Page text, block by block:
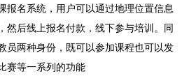
报名系统，用户可以通过地理位置信息
然后线上报名付款，线下参与培训。同
员两种身份，既可以参加课程也可以发
赛等一系列的功能